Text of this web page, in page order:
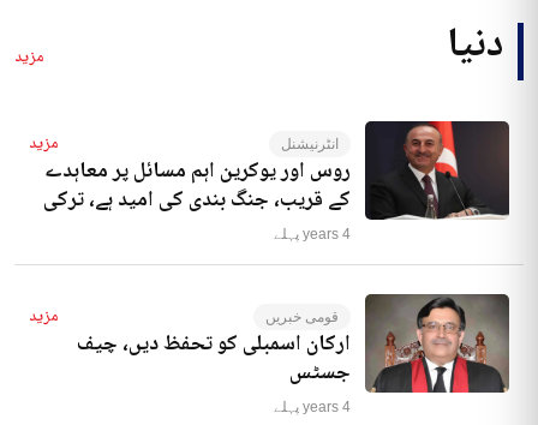
دنیا مزید
انٹرنیشنل مزید
روس اور یوکرین اہم مسائل پر معاہدے
کے قریب، جنگ بندی کی امید ہے، ترکی
4 years پہلے
قومی خبریں مزید
ارکان اسمبلی کو تحفظ دیں، چیف
جسٹس
4 years پہلے